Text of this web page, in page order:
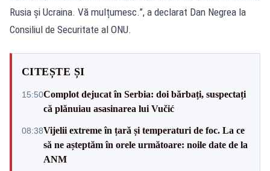
Rusia și Ucraina. Vă mulțumesc.”, a declarat Dan Negrea la
Consiliul de Securitate al ONU.
CITEȘTE ȘI
15:50Complot dejucat în Serbia: doi bărbați, suspectați
că plănuiau asasinarea lui Vučić
08:38Vijelii extreme în țară și temperaturi de foc. La ce
să ne așteptăm în orele următoare: noile date de la
ANM